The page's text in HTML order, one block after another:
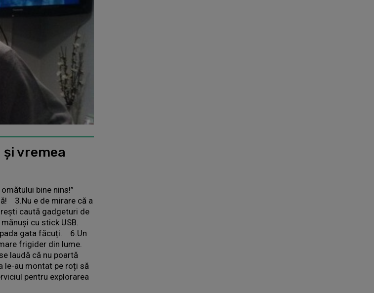
vremea
bine nins!”
3.Nu e de mirare că a
caută gadgeturi de
cu stick USB.
gata făcuți. 6.Un
frigider din lume.
laudă că nu poartă
le-au montat pe roți să
pentru explorarea